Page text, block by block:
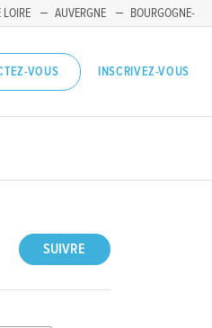
LOIRE AUVERGNE
BOURGOGNE-
VOUS INSCRIVEZ-VOUS
SUIVRE